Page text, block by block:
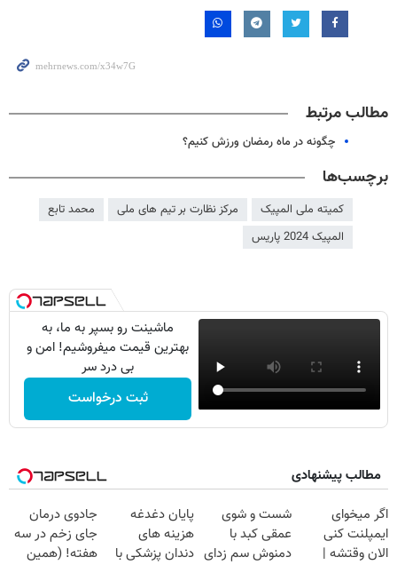
مطالب مرتبط
چگونه در ماه رمضان ورزش کنیم؟
برچسب‌ها
کمیته ملی المپیک مرکز نظارت بر تیم های ملی
محمد تابع
المپیک 2024 پاریس
ماشینت رو بسپر به ما، به
بهترین قیمت میفروشیم! امن و
بی درد سر
ثبت درخواست
مطالب پیشنهادی
اگر میخوای
ایمپلنت کنی
الان وقتشه |
شست و شوی
عمقی کبد با
دمنوش سم زدای
پایان دغدغه
هزینه های
دندان پزشکی با
جادوی درمان
جای زخم در سه
هفته! (همین